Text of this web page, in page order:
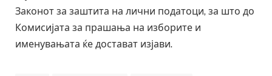
Законот за заштита на лични податоци, за што до
Комисијата за прашања на изборите и
именувањата ќе достават изјави.